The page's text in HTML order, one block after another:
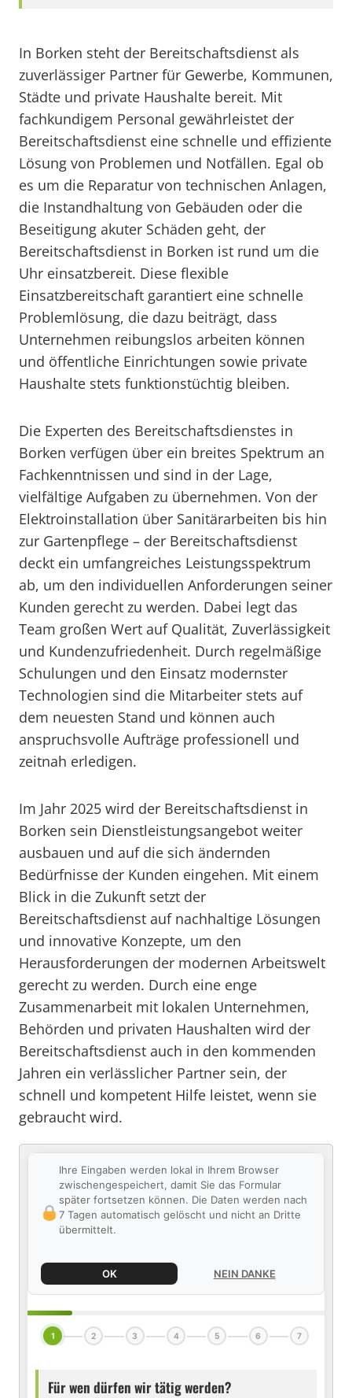
In Borken steht der Bereitschaftsdienst als
zuverlässiger Partner für Gewerbe, Kommunen,
Städte und private Haushalte bereit. Mit
fachkundigem Personal gewährleistet der
Bereitschaftsdienst eine schnelle und effiziente
Lösung von Problemen und Notfällen. Egal ob
es um die Reparatur von technischen Anlagen,
die Instandhaltung von Gebäuden oder die
Beseitigung akuter Schäden geht, der
Bereitschaftsdienst in Borken ist rund um die
Uhr einsatzbereit. Diese flexible
Einsatzbereitschaft garantiert eine schnelle
Problemlösung, die dazu beiträgt, dass
Unternehmen reibungslos arbeiten können
und öffentliche Einrichtungen sowie private
Haushalte stets funktionstüchtig bleiben.
Die Experten des Bereitschaftsdienstes in
Borken verfügen über ein breites Spektrum an
Fachkenntnissen und sind in der Lage,
vielfältige Aufgaben zu übernehmen. Von der
Elektroinstallation über Sanitärarbeiten bis hin
zur Gartenpflege – der Bereitschaftsdienst
deckt ein umfangreiches Leistungsspektrum
ab, um den individuellen Anforderungen seiner
Kunden gerecht zu werden. Dabei legt das
Team großen Wert auf Qualität, Zuverlässigkeit
und Kundenzufriedenheit. Durch regelmäßige
Schulungen und den Einsatz modernster
Technologien sind die Mitarbeiter stets auf
dem neuesten Stand und können auch
anspruchsvolle Aufträge professionell und
zeitnah erledigen.
Im Jahr 2025 wird der Bereitschaftsdienst in
Borken sein Dienstleistungsangebot weiter
ausbauen und auf die sich ändernden
Bedürfnisse der Kunden eingehen. Mit einem
Blick in die Zukunft setzt der
Bereitschaftsdienst auf nachhaltige Lösungen
und innovative Konzepte, um den
Herausforderungen der modernen Arbeitswelt
gerecht zu werden. Durch eine enge
Zusammenarbeit mit lokalen Unternehmen,
Behörden und privaten Haushalten wird der
Bereitschaftsdienst auch in den kommenden
Jahren ein verlässlicher Partner sein, der
schnell und kompetent Hilfe leistet, wenn sie
gebraucht wird.
Ihre Eingaben werden lokal in Ihrem Browser
zwischengespeichert, damit Sie das Formular
später fortsetzen können. Die Daten werden nach
7 Tagen automatisch gelöscht und nicht an Dritte
übermittelt.
OK NEIN DANKE
1 2 3 4 5 6 7
Für wen dürfen wir tätig werden?